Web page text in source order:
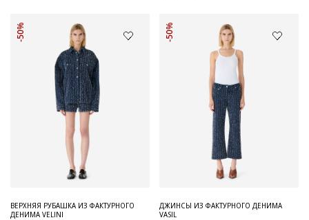
-50%
ВЕРХНЯЯ РУБАШКА ИЗ ФАКТУРНОГО
ДЕНИМА VELINI
-50%
ДЖИНСЫ ИЗ ФАКТУРНОГО ДЕНИМА
VASIL